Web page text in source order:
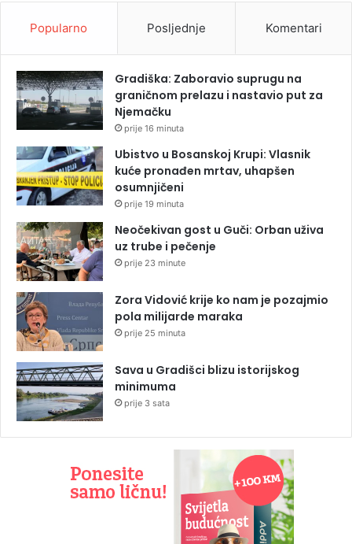
Popularno Posljednje Komentari
Gradiška: Zaboravio suprugu na
graničnom prelazu i nastavio put za
Njemačku
prije 16 minuta
Ubistvo u Bosanskoj Krupi: Vlasnik
kuće pronađen mrtav, uhapšen
osumnjičeni
prije 19 minuta
Neočekivan gost u Guči: Orban uživa
uz trube i pečenje
prije 23 minute
Zora Vidović krije ko nam je pozajmio
pola milijarde maraka
prije 25 minuta
Sava u Gradišci blizu istorijskog
minimuma
prije 3 sata